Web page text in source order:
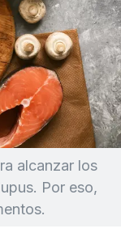
alcanzar los
Por eso,